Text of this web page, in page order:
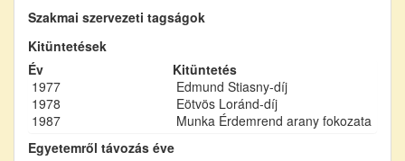
Szakmai szervezeti tagságok
Kitüntetések
Év
Kitüntetés
1977
Edmund Stiasny-díj
1978
Eötvös Loránd-díj
1987
Munka Érdemrend arany fokozata
Egyetemről távozás éve